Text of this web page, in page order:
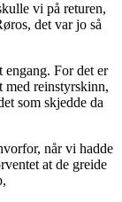
vi på returen,
det var jo så
For det er
med reinstyrskinn,
som skjedde da
når vi hadde
at de greide